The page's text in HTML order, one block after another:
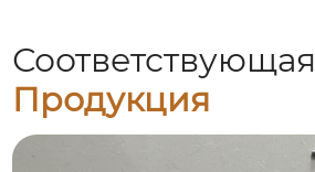
Соответствующая
Продукция